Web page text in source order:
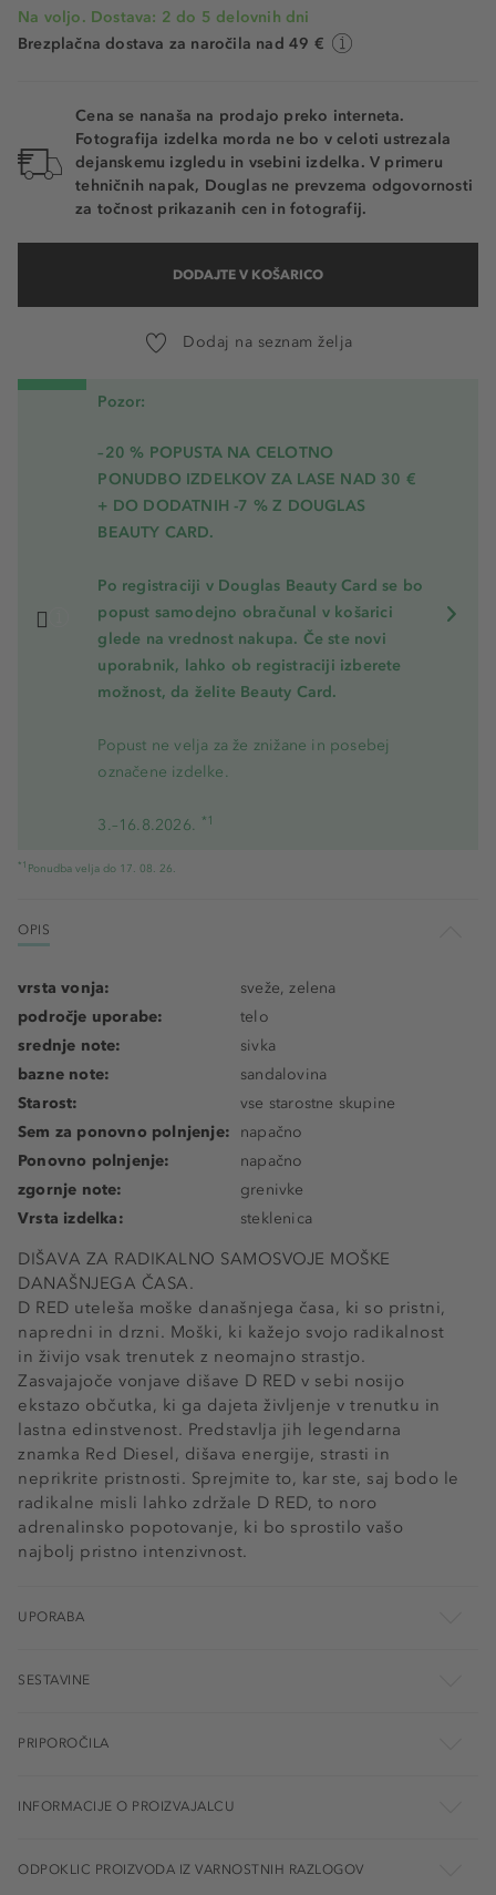
Na voljo. Dostava: 2 do 5 delovnih dni
Brezplačna dostava za naročila nad 49 €
Cena se nanaša na prodajo preko interneta.
Fotografija izdelka morda ne bo v celoti ustrezala
dejanskemu izgledu in vsebini izdelka. V primeru
tehničnih napak, Douglas ne prevzema odgovornosti
za točnost prikazanih cen in fotografij.
DODAJTE V KOŠARICO
Dodaj na seznam želja
Pozor:
–20 % POPUSTA NA CELOTNO
PONUDBO IZDELKOV ZA LASE NAD 30 €
+ DO DODATNIH -7 % Z DOUGLAS
BEAUTY CARD.
Po registraciji v Douglas Beauty Card se bo
popust samodejno obračunal v košarici
glede na vrednost nakupa. Če ste novi
uporabnik, lahko ob registraciji izberete
možnost, da želite Beauty Card.
Popust ne velja za že znižane in posebej
označene izdelke.
3.–16.8.2026. *1
*1 Ponudba velja do 17. 08. 26.
OPIS
DIŠAVA ZA RADIKALNO SAMOSVOJE MOŠKE
DANAŠNJEGA ČASA.
D RED uteleša moške današnjega časa, ki so pristni,
napredni in drzni. Moški, ki kažejo svojo radikalnost
in živijo vsak trenutek z neomajno strastjo.
Zasvajajoče vonjave dišave D RED v sebi nosijo
ekstazo občutka, ki ga dajeta življenje v trenutku in
lastna edinstvenost. Predstavlja jih legendarna
znamka Red Diesel, dišava energije, strasti in
neprikrite pristnosti. Sprejmite to, kar ste, saj bodo le
radikalne misli lahko zdržale D RED, to noro
adrenalinsko popotovanje, ki bo sprostilo vašo
najbolj pristno intenzivnost.
vrsta vonja:
sveže, zelena
področje uporabe:
telo
srednje note:
sivka
bazne note:
sandalovina
Starost:
vse starostne skupine
Sem za ponovno polnjenje:
napačno
Ponovno polnjenje:
napačno
zgornje note:
grenivke
Vrsta izdelka:
steklenica
UPORABA
SESTAVINE
PRIPOROČILA
INFORMACIJE O PROIZVAJALCU
ODPOKLIC PROIZVODA IZ VARNOSTNIH RAZLOGOV